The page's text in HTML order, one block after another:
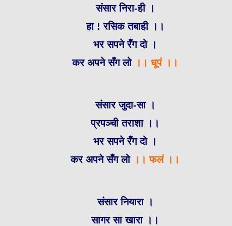
संसार निरा-ही ।
हा ! रसिक तबाही ।।
भर सपने रँग दो ।
कर अपने सँग लो।। धूपं ।।
संसार जुदा-सा ।
प्रपञ्ची तराशा ।।
भर सपने रँग दो ।
कर अपने सँग लो।। फलं ।।
संसार नियारा ।
सागर सा खारा ।।